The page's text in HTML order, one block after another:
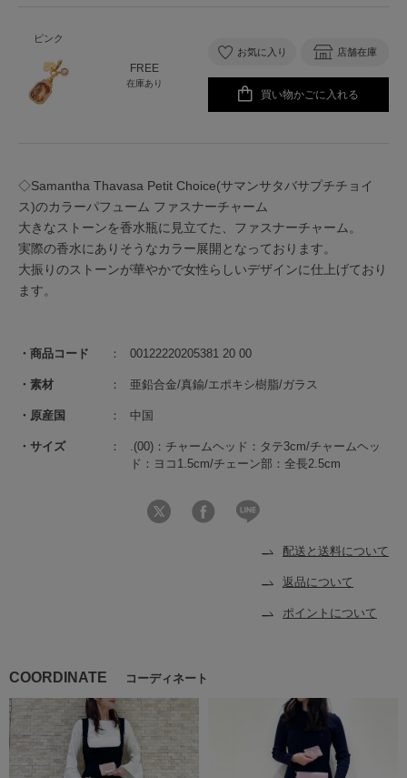
商品コード 00122220205381 20 00
素材 亜鉛合金/真鍮/エポキシ樹脂/ガラス
原産国 中国
サイズ
.(00)：チャームヘッド：タテ3cm/チャームヘッ
ド：ヨコ1.5cm/チェーン部：全長2.5cm
ピンク
FREE
在庫あり
お気に入り 店舗在庫
買い物かごに入れる
配送と送料について
返品について
ポイントについて
COORDINATE コーディネート
◇Samantha Thavasa Petit Choice(サマンサタバサプチチョイ
ス)のカラーパフューム ファスナーチャーム
大きなストーンを香水瓶に見立てた、ファスナーチャーム。
実際の香水にありそうなカラー展開となっております。
大振りのストーンが華やかで女性らしいデザインに仕上げており
ます。